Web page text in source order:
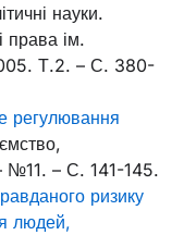
науки.
права ім.
Т.2. – С. 380-
регулювання
№11. – С. 141-145.
ризику
людей,